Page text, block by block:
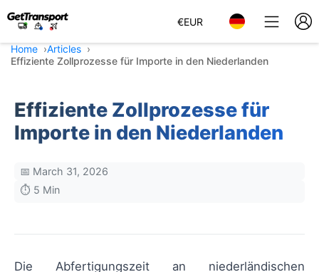
€EUR
Home
Articles
Effiziente Zollprozesse für Importe in den Niederlanden
Effiziente Zollprozesse für
Importe in den Niederlanden
📅 March 31, 2026
⏱️ 5 Min
Die Abfertigungszeit an niederländischen